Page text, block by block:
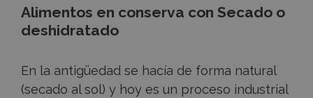
Alimentos en conserva con Secado o
deshidratado
En la antigüedad se hacía de forma natural
(secado al sol) y hoy es un proceso industrial